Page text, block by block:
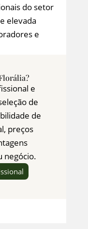
do setor
elevada
e
e
de
de
preços
negócio.